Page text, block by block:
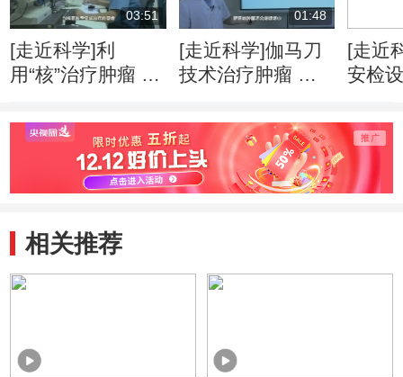
03:51
[走近科学]利
用“核”治疗肿瘤 是
程碑
01:48
[走近科学]伽马刀
技术治疗肿瘤 精
感染
[走近
安检
可
相关推荐